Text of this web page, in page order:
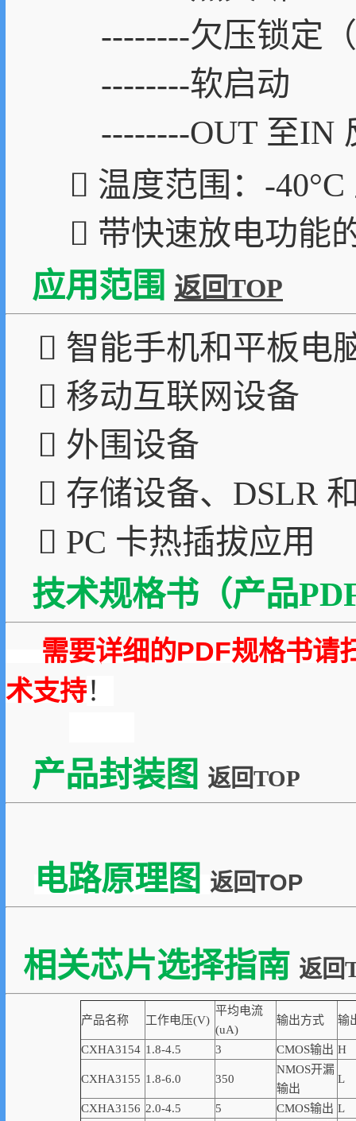
--------欠压锁定
--------软启动
--------OUT 至IN
 温度范围：-40°C
 带快速放电功能
应用范围 返回TOP
 智能手机和平板电
 移动互联网设备
 外围设备
 存储设备、DSLR
 PC 卡热插拔应用
技术规格书（产品
需要详细的PDF规格书请
术支持！
产品封装图 返回TOP
电路原理图 返回TOP
相关芯片选择指南 返回
产品名称 工作电压(V)
平均电流
(uA)
输出方式 输
CXHA3154 1.8-4.5 3 CMOS输出 H
CXHA3155 1.8-6.0 350
NMOS开漏
输出
L
CXHA3156 2.0-4.5 5 CMOS输出 L